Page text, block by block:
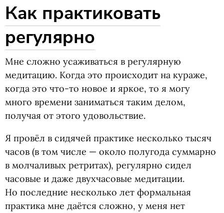
Как практиковать
регулярно
Мне сложно усаживаться в регулярную
медитацию. Когда это происходит на кураже,
когда это что-то новое и яркое, то я могу
много времени заниматься таким делом,
получая от этого удовольствие.
Я провёл в сидячей практике несколько тысяч
часов (в том числе — около полугода суммарно
в молчаливых ретритах), регулярно сидел
часовые и даже двухчасовые медитации.
Но последние несколько лет формальная
практика мне даётся сложно, у меня нет